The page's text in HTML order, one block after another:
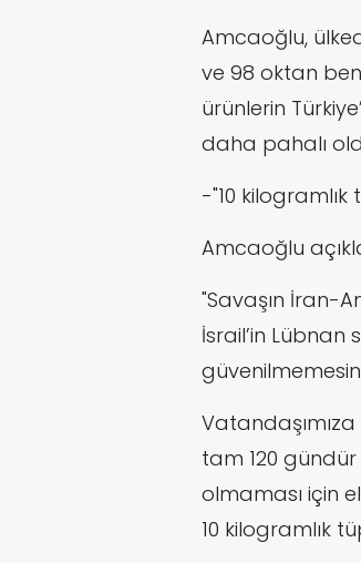
Amcaoğlu,
ve 98 oktan
ürünlerin
daha pahalı
-"10 kilogramlık
Amcaoğlu
"Savaşın İran-
İsrail’in
tam 120
olmaması için
10 kilogramlık